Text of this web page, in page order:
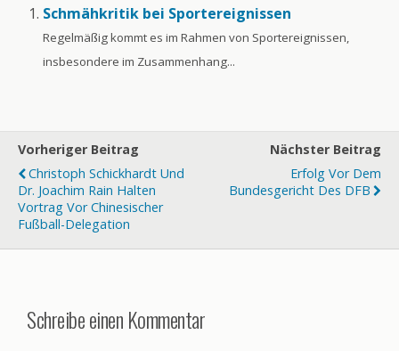
Schmähkritik bei Sportereignissen
Regelmäßig kommt es im Rahmen von Sportereignissen,
insbesondere im Zusammenhang...
Vorheriger Beitrag
Christoph Schickhardt Und
Dr. Joachim Rain Halten
Vortrag Vor Chinesischer
Fußball-Delegation
Nächster Beitrag
Erfolg Vor Dem
Bundesgericht Des DFB
Schreibe einen Kommentar